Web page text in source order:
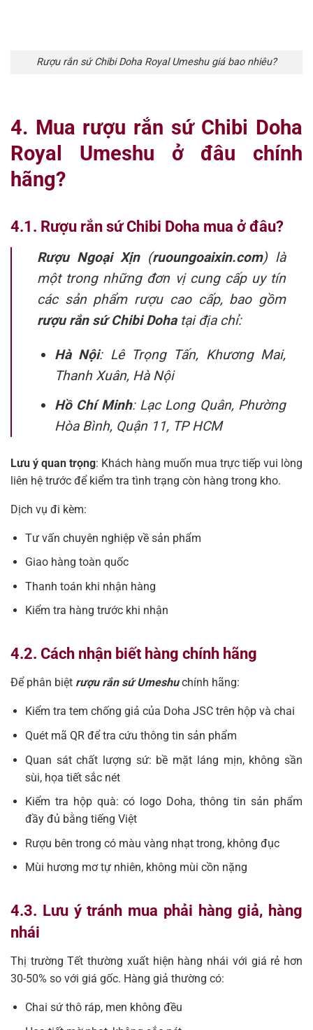
Rượu rắn sứ Chibi Doha Royal Umeshu giá bao nhiêu?
4. Mua rượu rắn sứ Chibi Doha
Royal Umeshu ở đâu chính
hãng?
4.1. Rượu rắn sứ Chibi Doha mua ở đâu?
Rượu Ngoại Xịn(ruoungoaixin.com) là
một trong những đơn vị cung cấp uy tín
các sản phẩm rượu cao cấp, bao gồm
rượu rắn sứ Chibi Dohatại địa chỉ:
Hà Nội: Lê Trọng Tấn, Khương Mai,
Thanh Xuân, Hà Nội
Hồ Chí Minh: Lạc Long Quân, Phường
Hòa Bình, Quận 11, TP HCM
Lưu ý quan trọng: Khách hàng muốn mua trực tiếp vui lòng
liên hệ trước để kiểm tra tình trạng còn hàng trong kho.
Dịch vụ đi kèm:
Tư vấn chuyên nghiệp về sản phẩm
Giao hàng toàn quốc
Thanh toán khi nhận hàng
Kiểm tra hàng trước khi nhận
4.2. Cách nhận biết hàng chính hãng
Để phân biệt rượu rắn sứ Umeshuchính hãng:
Kiểm tra tem chống giả của Doha JSC trên hộp và chai
Quét mã QR để tra cứu thông tin sản phẩm
Quan sát chất lượng sứ: bề mặt láng mịn, không sần
sùi, họa tiết sắc nét
Kiểm tra hộp quà: có logo Doha, thông tin sản phẩm
đầy đủ bằng tiếng Việt
Rượu bên trong có màu vàng nhạt trong, không đục
Mùi hương mơ tự nhiên, không mùi cồn nặng
4.3. Lưu ý tránh mua phải hàng giả, hàng
nhái
Thị trường Tết thường xuất hiện hàng nhái với giá rẻ hơn
30-50% so với giá gốc. Hàng giả thường có:
Chai sứ thô ráp, men không đều